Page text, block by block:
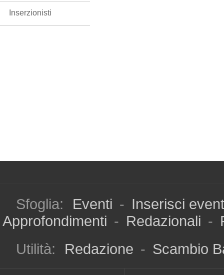
Inserzionisti
Sfoglia: Eventi - Inserisci
Approfondimenti - Redazionali -
Utilità:
Redazione - Scambio